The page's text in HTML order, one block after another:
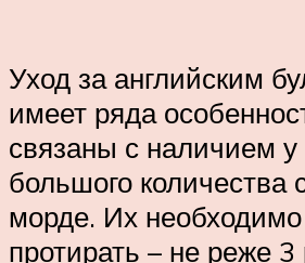
Уход за английским
имеет ряда
связаны с наличием у
большого количества
морде. Их необходимо
протирать – не реже 3